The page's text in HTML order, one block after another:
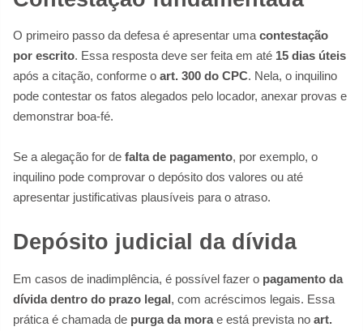
O primeiro passo da defesa é apresentar uma contestação
por escrito. Essa resposta deve ser feita em até 15 dias úteis
após a citação, conforme o art. 300 do CPC. Nela, o inquilino
pode contestar os fatos alegados pelo locador, anexar provas e
demonstrar boa-fé.
Se a alegação for de falta de pagamento, por exemplo, o
inquilino pode comprovar o depósito dos valores ou até
apresentar justificativas plausíveis para o atraso.
Depósito judicial da dívida
Em casos de inadimplência, é possível fazer o pagamento da
dívida dentro do prazo legal, com acréscimos legais. Essa
prática é chamada de purga da morae está prevista no art.